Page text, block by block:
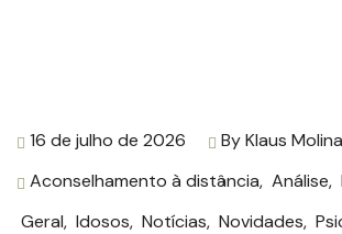
16 de julho de 2026 ByKlaus Molina
Aconselhamento à distância, Análise,
Geral, Idosos, Notícias, Novidades,